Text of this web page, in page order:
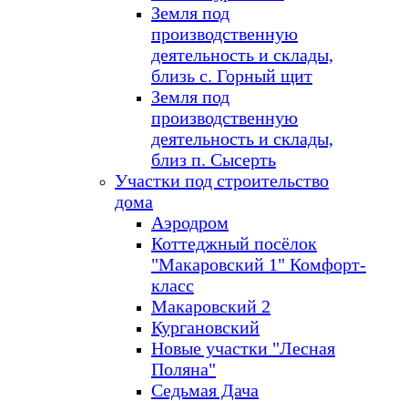
Земля под
производственную
деятельность и склады,
близь с. Горный щит
Земля под
производственную
деятельность и склады,
близ п. Сысерть
Участки под строительство
дома
Аэродром
Коттеджный посёлок
"Макаровский 1" Комфорт-
класс
Макаровский 2
Кургановский
Новые участки "Лесная
Поляна"
Седьмая Дача